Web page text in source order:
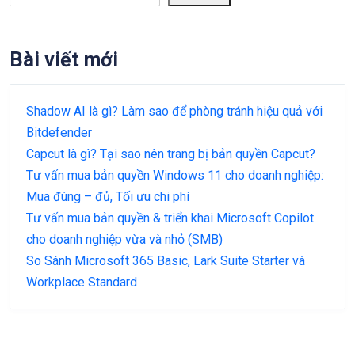
Bài viết mới
Shadow AI là gì? Làm sao để phòng tránh hiệu quả với
Bitdefender
Capcut là gì? Tại sao nên trang bị bản quyền Capcut?
Tư vấn mua bản quyền Windows 11 cho doanh nghiệp:
Mua đúng – đủ, Tối ưu chi phí
Tư vấn mua bản quyền & triển khai Microsoft Copilot
cho doanh nghiệp vừa và nhỏ (SMB)
So Sánh Microsoft 365 Basic, Lark Suite Starter và
Workplace Standard